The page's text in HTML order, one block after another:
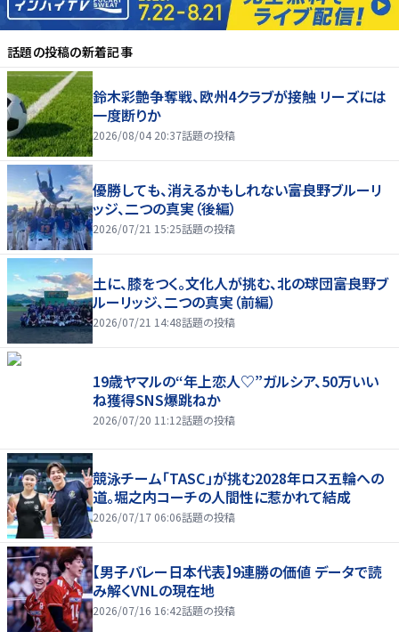
話題の投稿の新着記事
鈴木彩艶争奪戦、欧州4クラブが接触 リーズには
一度断りか
2026/08/04 20:37話題の投稿
優勝しても、消えるかもしれない――富良野ブルーリ
ッジ、二つの真実（後編）
2026/07/21 15:25話題の投稿
土に、膝をつく。文化人が挑む、北の球団――富良野ブ
ルーリッジ、二つの真実（前編）
2026/07/21 14:48話題の投稿
19歳ヤマルの“年上恋人♡”ガルシア、50万いい
ね獲得SNS爆跳ねか
2026/07/20 11:12話題の投稿
競泳チーム「TASC」が挑む2028年ロス五輪への
道。堀之内コーチの人間性に惹かれて結成
2026/07/17 06:06話題の投稿
【男子バレー日本代表】9連勝の価値 データで読
み解くVNLの現在地
2026/07/16 16:42話題の投稿